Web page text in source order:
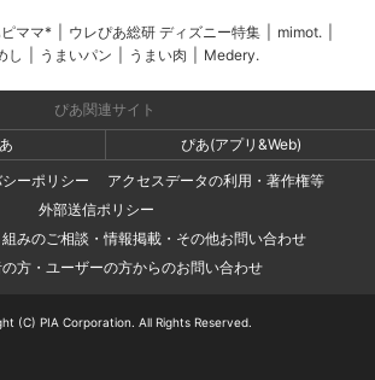
ママ* ウレぴあ総研 ディズニー特集 mimot.
し
うまいパン うまい肉 Medery.
ぴあ関連サイト
ぴあ(アプリ&Web)
ーポリシー
アクセスデータの利用・著作権等
外部送信ポリシー
みのご相談・情報掲載・その他お問い合わせ
方・ユーザーの方からのお問い合わせ
(C) PIA Corporation. All Rights Reserved.